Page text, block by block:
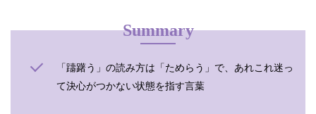
Summary
「躊躇う」の読み方は「ためらう」で、あれこれ迷っ
て決心がつかない状態を指す言葉